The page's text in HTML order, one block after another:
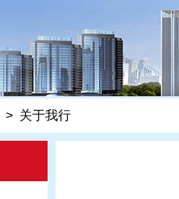
> 关于我行